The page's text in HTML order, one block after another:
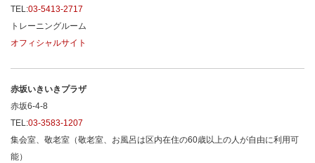
TEL:03-5413-2717
トレーニングルーム
オフィシャルサイト
赤坂いきいきプラザ
赤坂6-4-8
TEL:03-3583-1207
集会室、敬老室（敬老室、お風呂は区内在住の60歳以上の人が自由に利用可
能）